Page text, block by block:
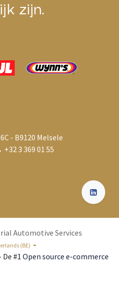
zijn.
- B9120 Melsele
+32 3 369 01 55
Automotive Services
(BE)
De #1 Open source e-commerce